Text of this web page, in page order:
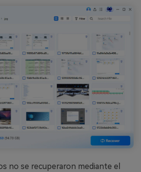
no se recuperaron mediante el